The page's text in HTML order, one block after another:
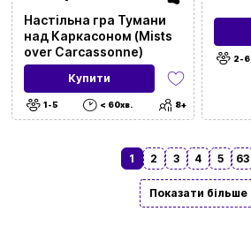
Настільна гра Тумани
над Каркасоном (Mists
over Carcassonne)
Купити
1-5 < 60хв. 8+
2-6
1 2 3 4 5 63
Показати більше